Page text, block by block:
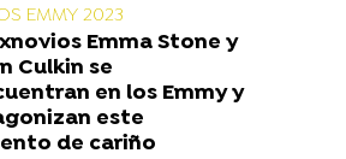
EMMY 2023
Emma Stone y
Culkin se
en los Emmy y
este
de cariño